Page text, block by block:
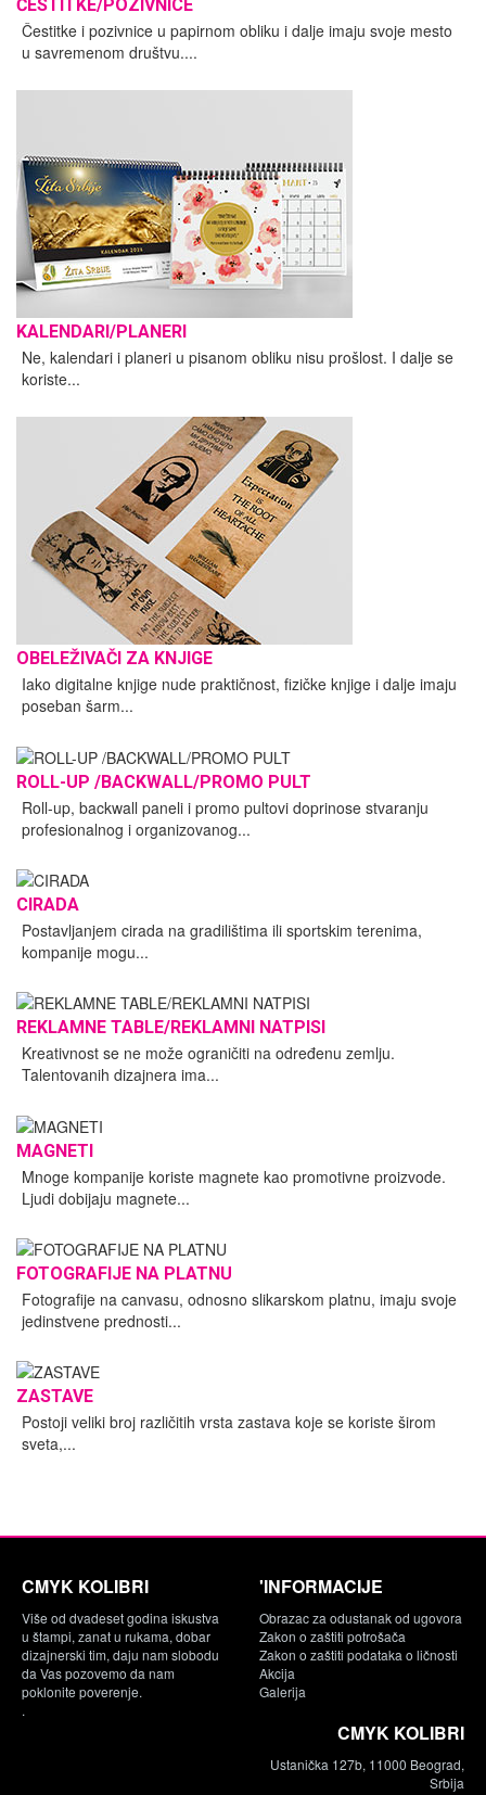
ČESTITKE/POZIVNICE
Čestitke i pozivnice u papirnom obliku i dalje imaju svoje mesto
u savremenom društvu....
KALENDARI/PLANERI
Ne, kalendari i planeri u pisanom obliku nisu prošlost. I dalje se
koriste...
OBELEŽIVAČI ZA KNJIGE
Iako digitalne knjige nude praktičnost, fizičke knjige i dalje imaju
poseban šarm...
ROLL-UP /BACKWALL/PROMO PULT
Roll-up, backwall paneli i promo pultovi doprinose stvaranju
profesionalnog i organizovanog...
CIRADA
Postavljanjem cirada na gradilištima ili sportskim terenima,
kompanije mogu...
REKLAMNE TABLE/REKLAMNI NATPISI
Kreativnost se ne može ograničiti na određenu zemlju.
Talentovanih dizajnera ima...
MAGNETI
Mnoge kompanije koriste magnete kao promotivne proizvode.
Ljudi dobijaju magnete...
FOTOGRAFIJE NA PLATNU
Fotografije na canvasu, odnosno slikarskom platnu, imaju svoje
jedinstvene prednosti...
ZASTAVE
Postoji veliki broj različitih vrsta zastava koje se koriste širom
sveta,...
CMYK KOLIBRI
Više od dvadeset godina iskustva
u štampi, zanat u rukama, dobar
dizajnerski tim, daju nam slobodu
da Vas pozovemo da nam
poklonite poverenje.
.
'INFORMACIJE
Obrazac za odustanak od ugovora
Zakon o zaštiti potrošača
Zakon o zaštiti podataka o ličnosti
Akcija
Galerija
CMYK KOLIBRI
Ustanička 127b, 11000 Beograd,
Srbija